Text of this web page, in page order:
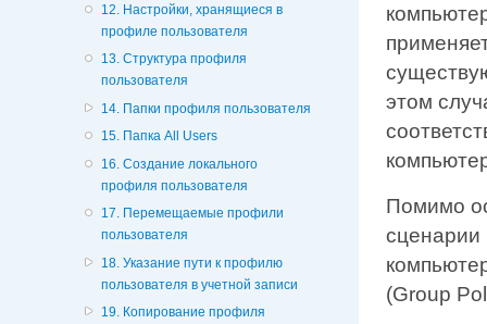
12. Настройки, хранящиеся в
профиле пользователя
13. Структура профиля
пользователя
14. Папки профиля пользователя
15. Папка All Users
16. Создание локального
профиля пользователя
17. Перемещаемые профили
пользователя
18. Указание пути к профилю
пользователя в учетной записи
19. Копирование профиля
этом
Помимо
сценарии
(Group